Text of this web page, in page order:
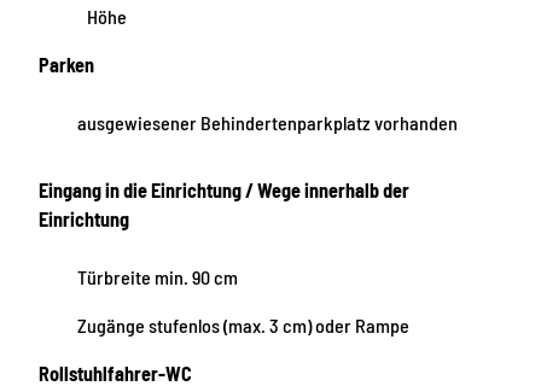
Höhe
Parken
ausgewiesener Behindertenparkplatz vorhanden
Eingang in die Einrichtung / Wege innerhalb der
Einrichtung
Türbreite min. 90 cm
Zugänge stufenlos (max. 3 cm) oder Rampe
Rollstuhlfahrer-WC